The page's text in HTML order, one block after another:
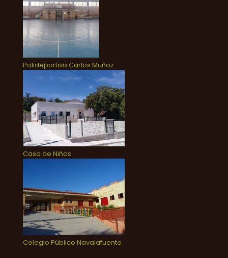
Polideportivo Carlos Muñoz
Casa de Niños
Colegio Público Navalafuente